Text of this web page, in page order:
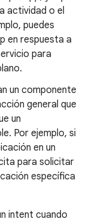
actividad o el
puedes
en respuesta a
para
un componente
general que
un
Por ejemplo, si
en un
para solicitar
específica
intent cuando